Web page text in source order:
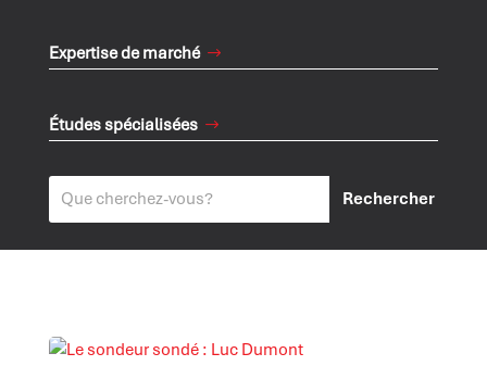
Expertise de marché
Études spécialisées